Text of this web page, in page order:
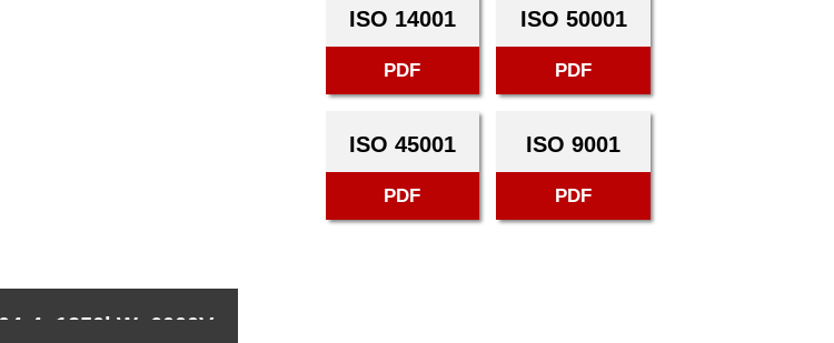
ISO 14001
PDF
ISO 50001
PDF
ISO 45001
PDF
ISO 9001
PDF
4, 1250kW, 6000V